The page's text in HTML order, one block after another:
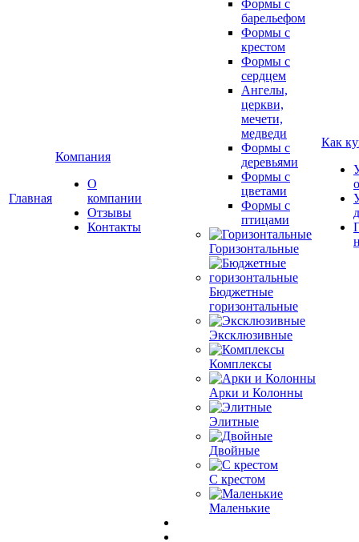
Главная
Компания
О
компании
Отзывы
Контакты
Формы с
барельефом
Формы с
крестом
Формы с
сердцем
Ангелы,
церкви,
мечети,
медведи
Формы с
деревьями
Формы с
цветами
Формы с
птицами
Горизонтальные
Бюджетные
горизонтальные
Эксклюзивные
Комплексы
Арки и Колонны
Элитные
Двойные
С крестом
Маленькие
Как